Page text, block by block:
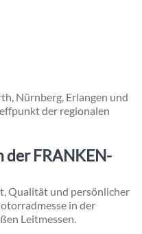
Nürnberg, Erlangen und
der regionalen
der FRANKEN-
Qualität und persönlicher
in der
Leitmessen.